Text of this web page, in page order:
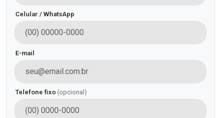
Celular / WhatsApp
E-mail
Telefone fixo (opcional)